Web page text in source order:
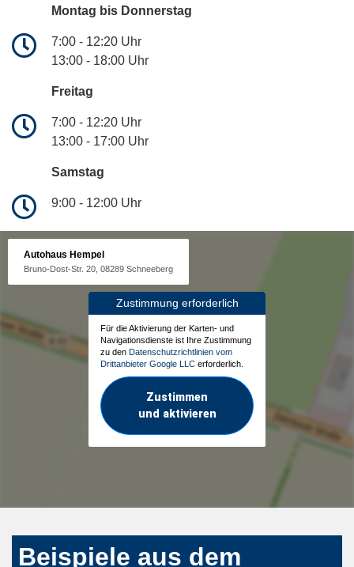
Montag bis Donnerstag
7:00 - 12:20 Uhr
13:00 - 18:00 Uhr
Freitag
7:00 - 12:20 Uhr
13:00 - 17:00 Uhr
Samstag
9:00 - 12:00 Uhr
Autohaus Hempel
Bruno-Dost-Str. 20, 08289 Schneeberg
Zustimmung erforderlich
Für die Aktivierung der Karten- und
Navigationsdienste ist Ihre Zustimmung
zu den Datenschutzrichtlinien vom
Drittanbieter Google LLC erforderlich.
Zustimmen
und aktivieren
Beispiele aus dem